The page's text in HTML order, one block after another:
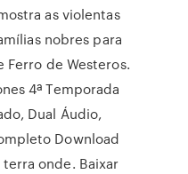
as violentas
nobres para
de Westeros.
4ª Temporada
Dual Áudio,
Download
onde. Baixar